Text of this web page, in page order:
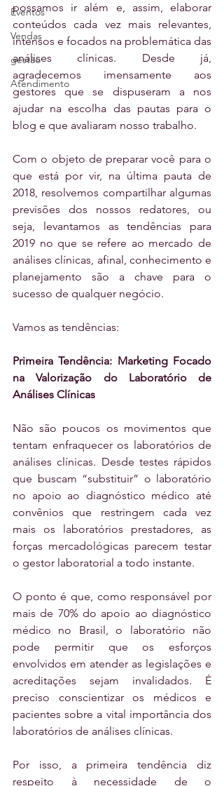
Eventos
Vendas
gestão
Atendimento
possamos ir além e, assim, elaborar
conteúdos cada vez mais relevantes,
intensos e focados na problemática das
análises clínicas. Desde já,
agradecemos imensamente aos
gestores que se dispuseram a nos
ajudar na escolha das pautas para o
blog e que avaliaram nosso trabalho.
Com o objeto de preparar você para o
que está por vir, na última pauta de
2018, resolvemos compartilhar algumas
previsões dos nossos redatores, ou
seja, levantamos as tendências para
2019 no que se refere ao mercado de
análises clínicas, afinal, conhecimento e
planejamento são a chave para o
sucesso de qualquer negócio.
Vamos as tendências:
Primeira Tendência: Marketing Focado
na Valorização do Laboratório de
Análises Clínicas
Não são poucos os movimentos que
tentam enfraquecer os laboratórios de
análises clínicas. Desde testes rápidos
que buscam “substituir” o laboratório
no apoio ao diagnóstico médico até
convênios que restringem cada vez
mais os laboratórios prestadores, as
forças mercadológicas parecem testar
o gestor laboratorial a todo instante.
O ponto é que, como responsável por
mais de 70% do apoio ao diagnóstico
médico no Brasil, o laboratório não
pode permitir que os esforços
envolvidos em atender as legislações e
acreditações sejam invalidados. É
preciso conscientizar os médicos e
pacientes sobre a vital importância dos
laboratórios de análises clínicas.
Por isso, a primeira tendência diz
respeito à necessidade de o